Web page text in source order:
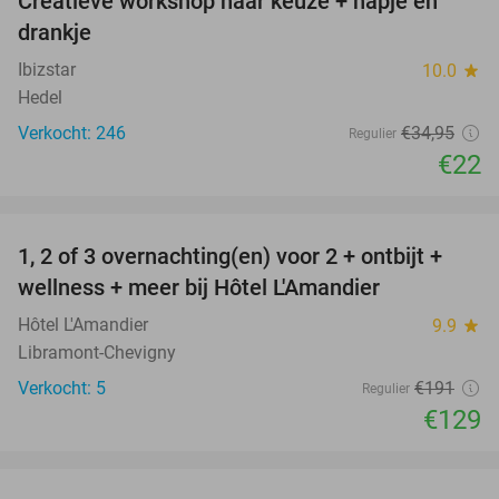
37%
drankje
Ibizstar 10.0 star
Hedel
Verkocht: 246
Regulier €34,95
€22
32%
TODAY
1, 2 of 3 overnachting(en) voor 2 + ontbijt +
wellness + meer bij Hôtel L'Amandier
Hôtel L'Amandier 9.9 star
Libramont-Chevigny
Verkocht: 5
Regulier €191
€129